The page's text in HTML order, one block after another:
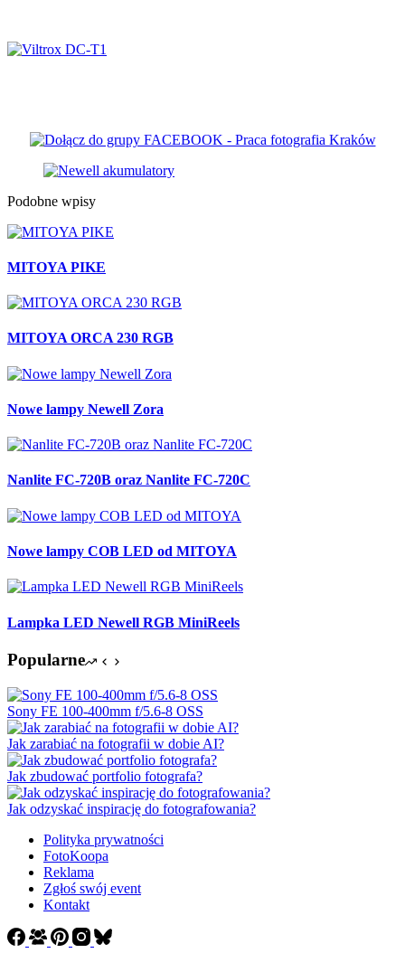
Podobne wpisy
MITOYA PIKE
MITOYA ORCA 230 RGB
Nowe lampy Newell Zora
Nanlite FC-720B oraz Nanlite FC-720C
Nowe lampy COB LED od MITOYA
Lampka LED Newell RGB MiniReels
Popularne
Sony FE 100-400mm f/5.6-8 OSS
Jak zarabiać na fotografii w dobie AI?
Jak zbudować portfolio fotografa?
Jak odzyskać inspirację do fotografowania?
Polityka prywatności
FotoKoopa
Reklama
Zgłoś swój event
Kontakt